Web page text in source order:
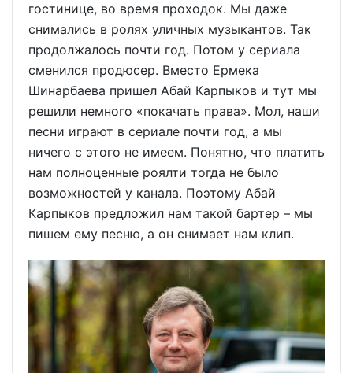
гостинице, во время проходок. Мы даже
снимались в ролях уличных музыкантов. Так
продолжалось почти год. Потом у сериала
сменился продюсер. Вместо Ермека
Шинарбаева пришел Абай Карпыков и тут мы
решили немного «покачать права». Мол, наши
песни играют в сериале почти год, а мы
ничего с этого не имеем. Понятно, что платить
нам полноценные роялти тогда не было
возможностей у канала. Поэтому Абай
Карпыков предложил нам такой бартер – мы
пишем ему песню, а он снимает нам клип.